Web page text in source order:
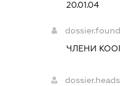
20.01.04
ЧЛЕНИ